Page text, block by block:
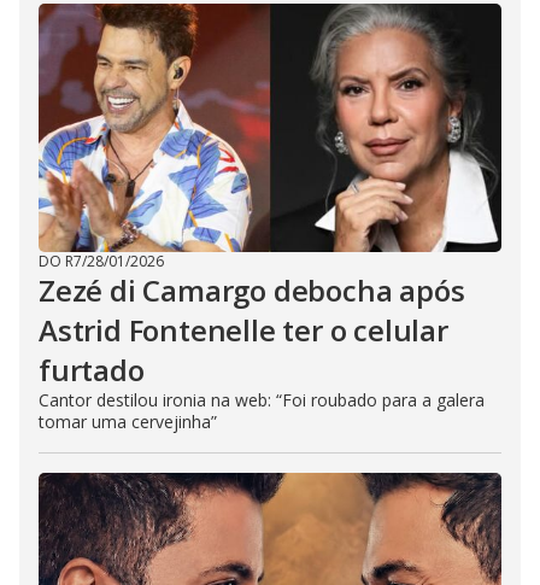
DO R7/28/01/2026
Zezé di Camargo debocha após
Astrid Fontenelle ter o celular
furtado
Cantor destilou ironia na web: “Foi roubado para a galera
tomar uma cervejinha”